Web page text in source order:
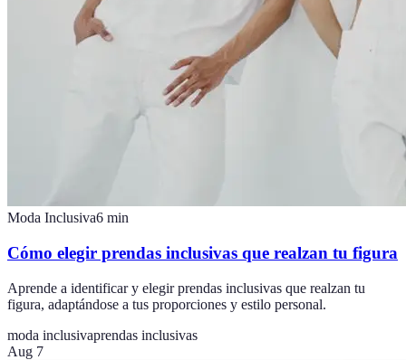
Moda Inclusiva6 min
Cómo elegir prendas inclusivas que realzan tu figura
Aprende a identificar y elegir prendas inclusivas que realzan tu
figura, adaptándose a tus proporciones y estilo personal.
moda inclusivaprendas inclusivas
Aug 7